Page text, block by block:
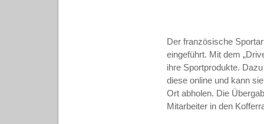
Der französische
eingeführt. Mit dem
ihre Sportprodukte.
diese online und kann
Ort abholen. Die
Mitarbeiter in den